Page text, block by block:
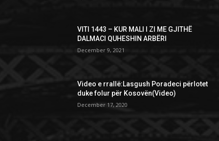
VITI 1443 – KUR MALI I ZI ME GJITHË
DALMACI QUHESHIN ARBËRI
December 9, 2021
Video e rrallë:Lasgush Poradeci përlotet
duke folur për Kosovën(Video)
December 17, 2020